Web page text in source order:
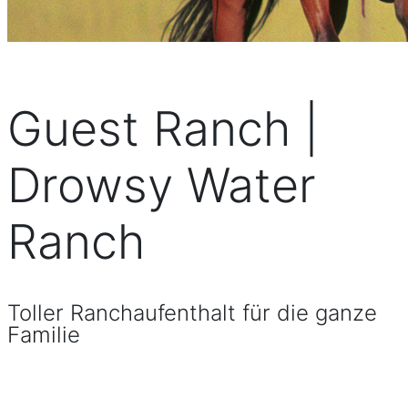
Guest Ranch |
Drowsy Water
Ranch
Toller Ranchaufenthalt für die ganze
Familie